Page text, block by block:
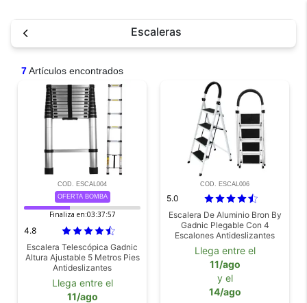
Escaleras
7Artículos encontrados
COD. ESCAL004
OFERTA BOMBA
Finaliza en:03:37:57
4.8
Escalera Telescópica Gadnic
Altura Ajustable 5 Metros Pies
Antideslizantes
Llega entre el
11/ago
COD. ESCAL006
5.0
Escalera De Aluminio Bron By
Gadnic Plegable Con 4
Escalones Antideslizantes
Llega entre el
11/ago
y el
14/ago